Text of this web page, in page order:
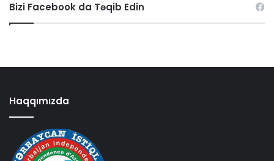
Bizi Facebook da Təqib Edin
Haqqımızda